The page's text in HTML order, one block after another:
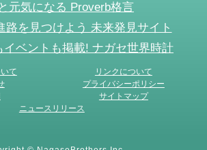
元気になる Proverb格言
路を見つけよう 未来発見サイト
イベントも掲載! ナガセ世界時計
て
リンクについて
プライバシーポリシー
サイトマップ
ニュースリリース